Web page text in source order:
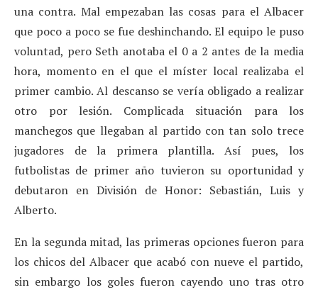
una contra. Mal empezaban las cosas para el Albacer
que poco a poco se fue deshinchando. El equipo le puso
voluntad, pero Seth anotaba el 0 a 2 antes de la media
hora, momento en el que el míster local realizaba el
primer cambio. Al descanso se vería obligado a realizar
otro por lesión. Complicada situación para los
manchegos que llegaban al partido con tan solo trece
jugadores de la primera plantilla. Así pues, los
futbolistas de primer año tuvieron su oportunidad y
debutaron en División de Honor: Sebastián, Luis y
Alberto.
En la segunda mitad, las primeras opciones fueron para
los chicos del Albacer que acabó con nueve el partido,
sin embargo los goles fueron cayendo uno tras otro